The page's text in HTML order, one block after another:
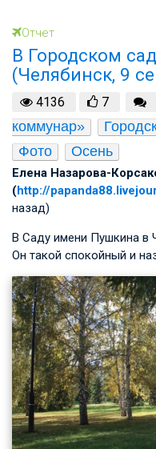
Отчет
В Городском
(Челябинск, 9
4136 7
коммунар»
Фото
Осень
Елена Назарова-
(http://
назад)
В Саду имени Пушкина в
Он такой спокойный и